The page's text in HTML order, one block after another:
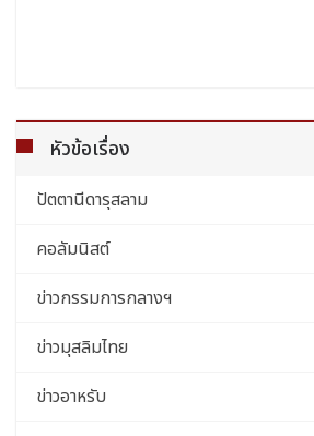
หัวข้อเรื่อง
ปัตตานีดารุสลาม
คอลัมนิสต์
ข่าวกรรมการกลางฯ
ข่าวมุสลิมไทย
ข่าวอาหรับ